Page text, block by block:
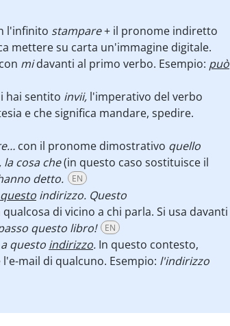
l'infinito stampare+ il pronome indiretto
mettere su carta un'immagine digitale.
con midavanti al primo verbo. Esempio: può
hai sentito invii, l'imperativo del verbo
e che significa mandare, spedire.
con il pronome dimostrativo quello
la cosa che(in questo caso sostituisce il
detto. EN
questo indirizzo. Questo
di vicino a chi parla. Si usa davanti
questo libro! EN
questo indirizzo. In questo contesto,
mail di qualcuno. Esempio: l'indirizzo